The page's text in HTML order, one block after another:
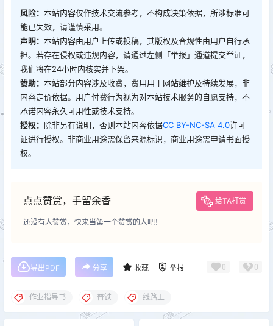
风险： 本站内容仅作技术交流参考，不构成决策依据，所涉标准可
能已失效，请谨慎采用。
声明： 本站内容由用户上传或投稿，其版权及合规性由用户自行承
担。若存在侵权或违规内容，请通过左侧「举报」通道提交举证，
我们将在24小时内核实并下架。
赞助： 本站部分内容涉及收费，费用用于网站维护及持续发展，非
内容定价依据。用户付费行为视为对本站技术服务的自愿支持，不
承诺内容永久可用性或技术支持。
授权： 除非另有说明，否则本站内容依据CC BY-NC-SA 4.0许可
证进行授权。非商业用途需保留来源标识，商业用途需申请书面授
权。
点点赞赏，手留余香 给TA打赏
还没有人赞赏，快来当第一个赞赏的人吧！
导出PDF 分享 收藏 举报 0 0
作业指导书 普铁 线路工